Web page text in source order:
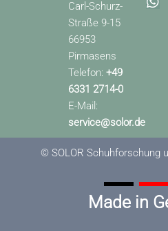
Carl-Schurz-
Straße 9-15
66953
Pirmasens
Telefon:+49
6331 2714-0
E-Mail:
service@solor.de
© SOLOR Schuhforschung
Made in